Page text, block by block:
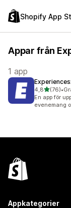
Shopify App
Appar från
1 app
4,8av 5(76)
76 •
En app för
evenemang
Appkategorier